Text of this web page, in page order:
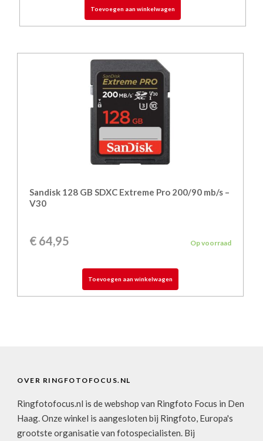
Toevoegen aan winkelwagen
Sandisk 128 GB SDXC Extreme Pro 200/90 mb/s –
V30
€ 64,95 Op voorraad
Toevoegen aan winkelwagen
OVER RINGFOTOFOCUS.NL
Ringfotofocus.nl is de webshop van Ringfoto Focus in Den
Haag. Onze winkel is aangesloten bij Ringfoto, Europa's
grootste organisatie van fotospecialisten. Bij